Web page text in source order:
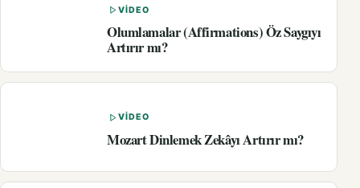
VIDEO
Olumlamalar (Affirmations) Öz Saygıyı
Artırır mı?
VIDEO
Mozart Dinlemek Zekâyı Artırır mı?